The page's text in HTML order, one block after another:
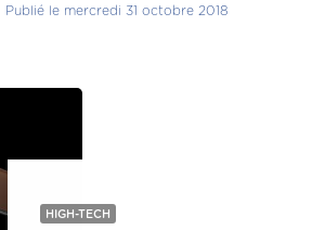
Publié le mercredi 31 octobre 2018
HIGH-TECH